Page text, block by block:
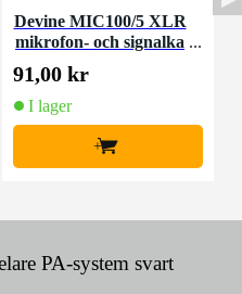
Devine MIC100/5 XLR
mikrofon- och signalka
bel 5 meter
91,00 kr
I lager
+
PA-system svart